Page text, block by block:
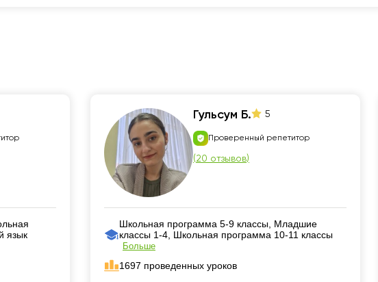
язык
Гульсум Б. 5
Проверенный репетитор
(20 отзывов)
Школьная программа 5-9 классы, Младшие
классы 1-4, Школьная программа 10-11 классы
Больше
1697 проведенных уроков